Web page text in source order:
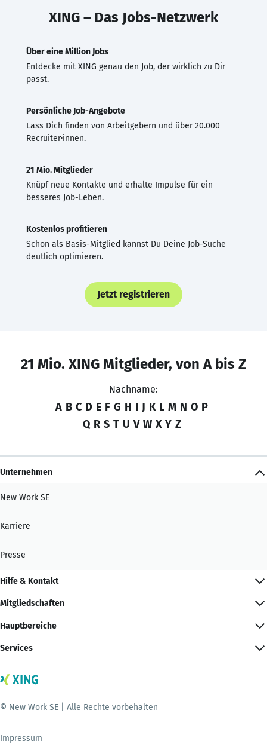
XING – Das Jobs-Netzwerk
Über eine Million Jobs
Entdecke mit XING genau den Job, der wirklich zu Dir
passt.
Persönliche Job-Angebote
Lass Dich finden von Arbeitgebern und über 20.000
Recruiter·innen.
21 Mio. Mitglieder
Knüpf neue Kontakte und erhalte Impulse für ein
besseres Job-Leben.
Kostenlos profitieren
Schon als Basis-Mitglied kannst Du Deine Job-Suche
deutlich optimieren.
Jetzt registrieren
21 Mio. XING Mitglieder, von A bis Z
Nachname:
A B C D E F G H I J K L M N O P
Q R S T U V W X Y Z
Unternehmen
New Work SE
Karriere
Presse
Hilfe & Kontakt
Mitgliedschaften
Hauptbereiche
Services
© New Work SE | Alle Rechte vorbehalten
Impressum